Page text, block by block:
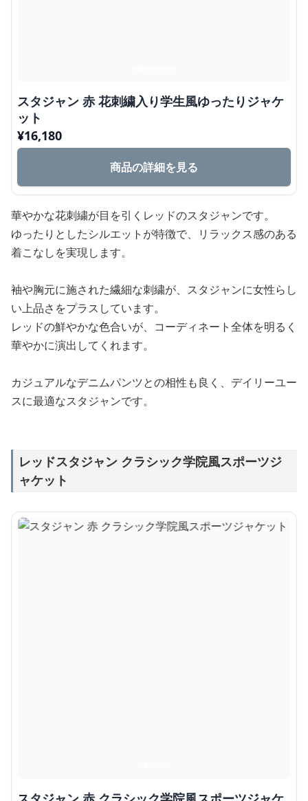
スタジャン 赤 花刺繍入り学生風ゆったりジャケ
ット
¥16,180
商品の詳細を見る
華やかな花刺繍が目を引くレッドのスタジャンです。
ゆったりとしたシルエットが特徴で、リラックス感のある
着こなしを実現します。
袖や胸元に施された繊細な刺繍が、スタジャンに女性らし
い上品さをプラスしています。
レッドの鮮やかな色合いが、コーディネート全体を明るく
華やかに演出してくれます。
カジュアルなデニムパンツとの相性も良く、デイリーユー
スに最適なスタジャンです。
レッドスタジャン クラシック学院風スポーツジ
ャケット